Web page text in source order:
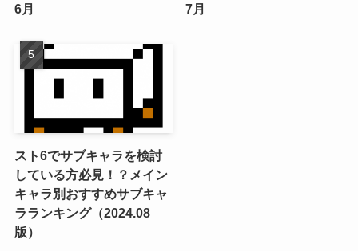
6月
7月
スト6でサブキャラを検討
している方必見！？メイン
キャラ別おすすめサブキャ
ラランキング（2024.08
版）